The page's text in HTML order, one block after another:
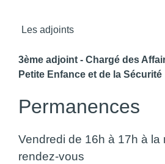
Les adjoints
3ème adjoint - Chargé des
Petite Enfance et de la Sécurité
Permanences
Vendredi de 16h à 17h à la
rendez-vous